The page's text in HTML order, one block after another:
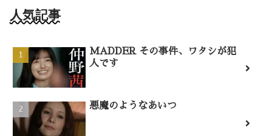
人気記事
MADDER その事件、ワタシが犯
人です
悪魔のようなあいつ